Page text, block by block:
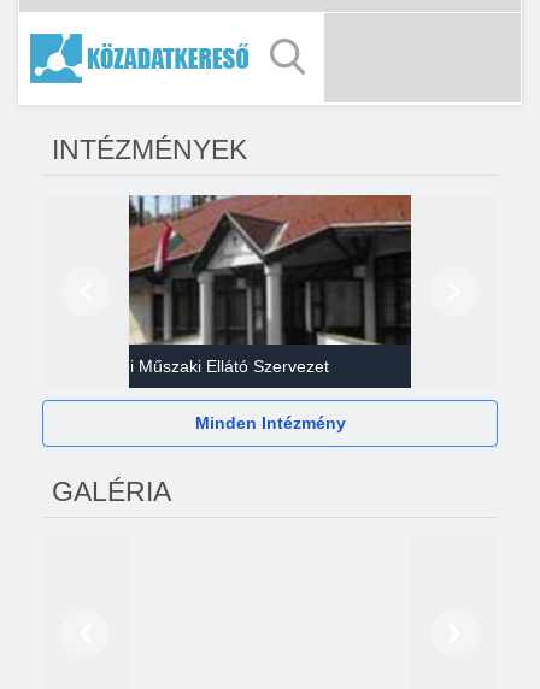
INTÉZMÉNYEK
Gazdasági Műszaki Ellátó Szervezet
Minden Intézmény
GALÉRIA